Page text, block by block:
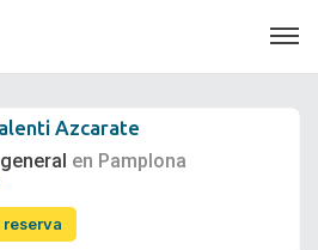
Soporte
Azcarate
en Pamplona